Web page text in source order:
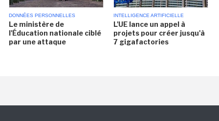
DONNÉES PERSONNELLES
Le ministère de
l'Éducation nationale ciblé
par une attaque
INTELLIGENCE ARTIFICIELLE
L'UE lance un appel à
projets pour créer jusqu'à
7 gigafactories